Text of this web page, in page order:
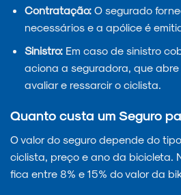
Contratação:O segurado
necessários e a apólice é
Sinistro:Em caso de sinistro
aciona a seguradora, que
avaliar e ressarcir o ciclista.
Quanto custa um Seguro
O valor do seguro depende do
ciclista, preço e ano da bicicleta.
fica entre 8% e 15% do valor da